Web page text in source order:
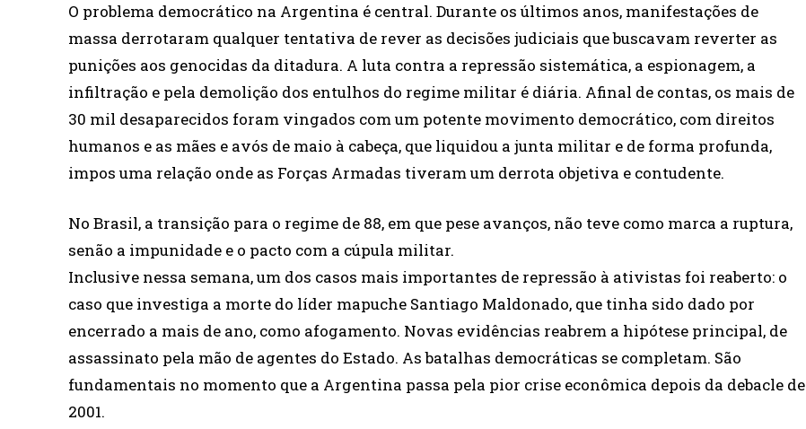
O problema democrático na Argentina é central. Durante os últimos anos, manifestações de
massa derrotaram qualquer tentativa de rever as decisões judiciais que buscavam reverter as
punições aos genocidas da ditadura. A luta contra a repressão sistemática, a espionagem, a
infiltração e pela demolição dos entulhos do regime militar é diária. Afinal de contas, os mais de
30 mil desaparecidos foram vingados com um potente movimento democrático, com direitos
humanos e as mães e avós de maio à cabeça, que liquidou a junta militar e de forma profunda,
impos uma relação onde as Forças Armadas tiveram um derrota objetiva e contudente.
No Brasil, a transição para o regime de 88, em que pese avanços, não teve como marca a ruptura,
senão a impunidade e o pacto com a cúpula militar.
Inclusive nessa semana, um dos casos mais importantes de repressão à ativistas foi reaberto: o
caso que investiga a morte do líder mapuche Santiago Maldonado, que tinha sido dado por
encerrado a mais de ano, como afogamento. Novas evidências reabrem a hipótese principal, de
assassinato pela mão de agentes do Estado. As batalhas democráticas se completam. São
fundamentais no momento que a Argentina passa pela pior crise econômica depois da debacle de
2001.